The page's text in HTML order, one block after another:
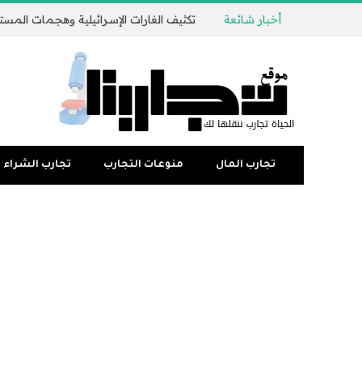
أخبار شائعة
تجارب المال منوعات التجارب تجارب الشراء